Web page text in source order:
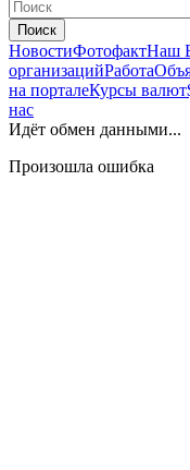
Поиск
НовостиФотофактНаш
организацийРабота
на порталеКурсы валют
нас
Идёт обмен данными...
Произошла ошибка